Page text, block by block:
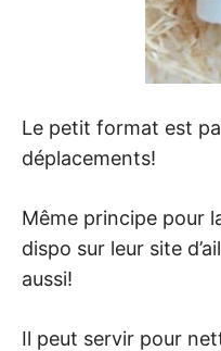
Le petit format est
déplacements!
Même principe pour
dispo sur leur site
aussi!
Il peut servir pour